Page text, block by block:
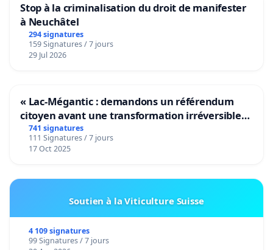
Stop à la criminalisation du droit de manifester
à Neuchâtel
294 signatures
159 Signatures / 7 jours
29 Jul 2026
« Lac-Mégantic : demandons un référendum
citoyen avant une transformation irréversible
de notre territoire »
741 signatures
111 Signatures / 7 jours
17 Oct 2025
Soutien à la Viticulture Suisse
4 109 signatures
99 Signatures / 7 jours